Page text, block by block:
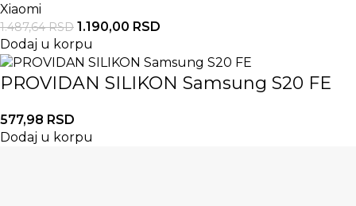
Xiaomi
1.487,64RSD 1.190,00 RSD
Dodaj u korpu
PROVIDAN SILIKON Samsung S20 FE
577,98 RSD
Dodaj u korpu